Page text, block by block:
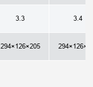
3.3 3.4
294×126×205